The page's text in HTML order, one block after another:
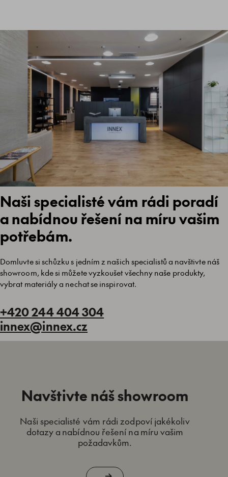
Naši specialisté vám rádi poradí
a nabídnou řešení na míru vašim
potřebám.
Domluvte si schůzku s jedním z našich specialistů a navštivte náš
showroom, kde si můžete vyzkoušet všechny naše produkty,
vybrat materiály a nechat se inspirovat.
+420 244 404 304
innex@innex.cz
Navštivte náš showroom
Naši specialisté vám rádi zodpoví jakékoliv
dotazy a nabídnou řešení na míru vašim
požadavkům.